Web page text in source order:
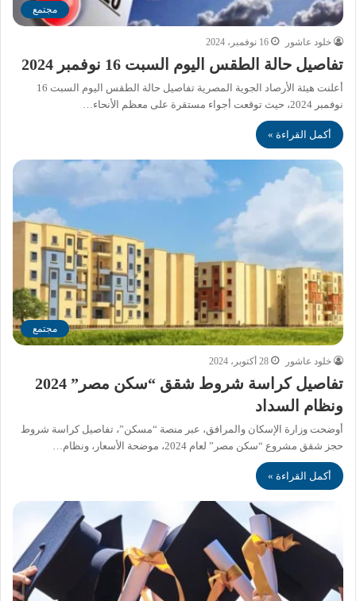
مجتمع
خلود عاشور 16 نوفمبر، 2024
تفاصيل حالة الطقس اليوم السبت 16 نوفمبر 2024
أعلنت هيئة الأرصاد الجوية المصرية تفاصيل حالة الطقس اليوم السبت 16
نوفمبر 2024، حيث توقعت أجواء مستقرة على معظم الأنحاء…
أكمل القراءة »
مجتمع
خلود عاشور 28 أكتوبر، 2024
تفاصيل كراسة شروط شقق “سكن مصر” 2024
ونظام السداد
أوضحت وزارة الإسكان والمرافق، عبر منصة “مسكن”، تفاصيل كراسة شروط
حجز شقق مشروع “سكن مصر” لعام 2024، موضحة الأسعار، ونظام…
أكمل القراءة »